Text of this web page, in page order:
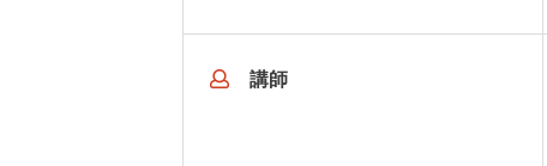
講師